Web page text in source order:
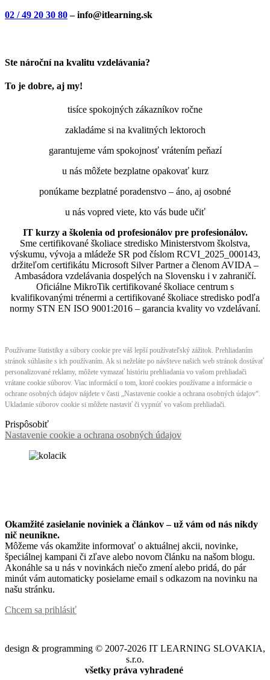
02 / 49 20 30 80– info@itlearning.sk
Ste nároční na kvalitu vzdelávania?
To je dobre, aj my!
tisíce spokojných zákazníkov ročne
zakladáme si na kvalitných lektoroch
garantujeme vám spokojnosť vrátením peňazí
u nás môžete bezplatne opakovať kurz
ponúkame bezplatné poradenstvo – áno, aj osobné
u nás vopred viete, kto vás bude učiť
IT kurzy a školenia od profesionálov pre profesionálov.
Sme certifikované školiace stredisko Ministerstvom školstva,
výskumu, vývoja a mládeže SR pod číslom RCVI_2025_000143,
držiteľom certifikátu Microsoft Silver Partner a členom AVIDA –
Ambasádora vzdelávania dospelých na Slovensku i v zahraničí.​​​​​​​​​​​​​​​​
Oficiálne MikroTik certifikované školiace centrum s
kvalifikovanými trénermi ​​​​​​​​​​a certifikované školiace stredisko podľa
normy STN EN ISO 9001:2016 – garancia kvality vo vzdelávaní.
Používame štatistiky a súbory cookie pre váš lepší používateľský zážitok. Prehliadaním
stránok súhlasíte s ich používaním. Ak si neželáte po návšteve našich web stránok dostávať
personalizované reklamy, môžete vymazať históriu prehliadania vo vašom prehliadači
vrátane cookie súborov. Viac informácií o tom, ktoré cookies používame a informácie o
ochrane osobných údajov nájdete v časti „Nastavenie cookie a ochrana osobných údajov“.
Ukladanie súborov cookie si môžete nastaviť či vypnúť vo vašom prehliadači.
Prispôsobiť
Nastavenie cookie a ochrana osobných údajov
Okamžité zasielanie noviniek a článkov – už vám od nás nikdy
nič neunikne.
Môžeme vás okamžite informovať o aktuálnej akcii, novinke,
špeciálnej kampani či zľave alebo novom článku na našom blogu.
Akonáhle sa u nás v novinkách niečo zmení alebo pridá, do pár
minút vám automaticky posielame email s odkazom na novinku na
našu stránku.
Chcem sa prihlásiť
design & programming © 2007-2026 IT LEARNING SLOVAKIA,
s.r.o.
všetky práva vyhradené